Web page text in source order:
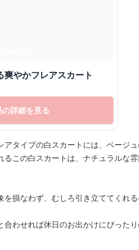
爽やかフレアスカート
の詳細を見る
タイプの白スカートには、ベージュ
るこの白スカートは、ナチュラルな
を損なわず、むしろ引き立ててくれ
合わせれば休日のお出かけにぴった